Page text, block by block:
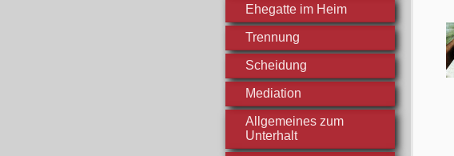
Ehegatte im Heim
Trennung
Scheidung
Mediation
Allgemeines zum
Unterhalt